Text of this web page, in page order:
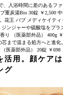
、入浴時間に差のあるフ
重炭湯Bio 30錠 ￥2,500
花王 バブ メディケイテ
ジンジャーや硫酸塩をプ
り （医薬部外品） 400g
まで温まる処方へと進
医薬部外品） 20錠 ￥698
活用。顔ケア
グ